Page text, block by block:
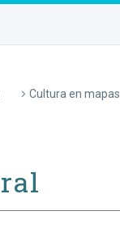
Cultura en mapas